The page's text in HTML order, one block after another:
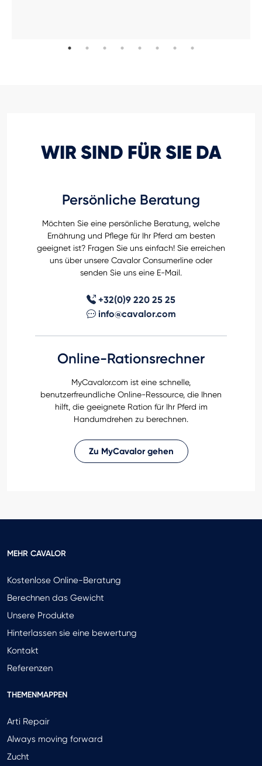
WIR SIND FÜR SIE DA
Persönliche Beratung
Möchten Sie eine persönliche Beratung, welche
Ernährung und Pflege für Ihr Pferd am besten
geeignet ist? Fragen Sie uns einfach! Sie erreichen
uns über unsere Cavalor Consumerline oder
senden Sie uns eine E-Mail.
+32(0)9 220 25 25
info@cavalor.com
Online-Rationsrechner
MyCavalor.com ist eine schnelle,
benutzerfreundliche Online-Ressource, die Ihnen
hilft, die geeignete Ration für Ihr Pferd im
Handumdrehen zu berechnen.
Zu MyCavalor gehen
MEHR CAVALOR
Kostenlose Online-Beratung
Berechnen das Gewicht
Unsere Produkte
Hinterlassen sie eine bewertung
Kontakt
Referenzen
THEMENMAPPEN
Arti Repair
Always moving forward
Zucht